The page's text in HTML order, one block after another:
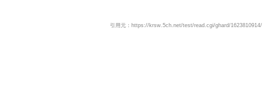
引用元：https://krsw.5ch.net/test/read.cgi/ghard/1623810914/